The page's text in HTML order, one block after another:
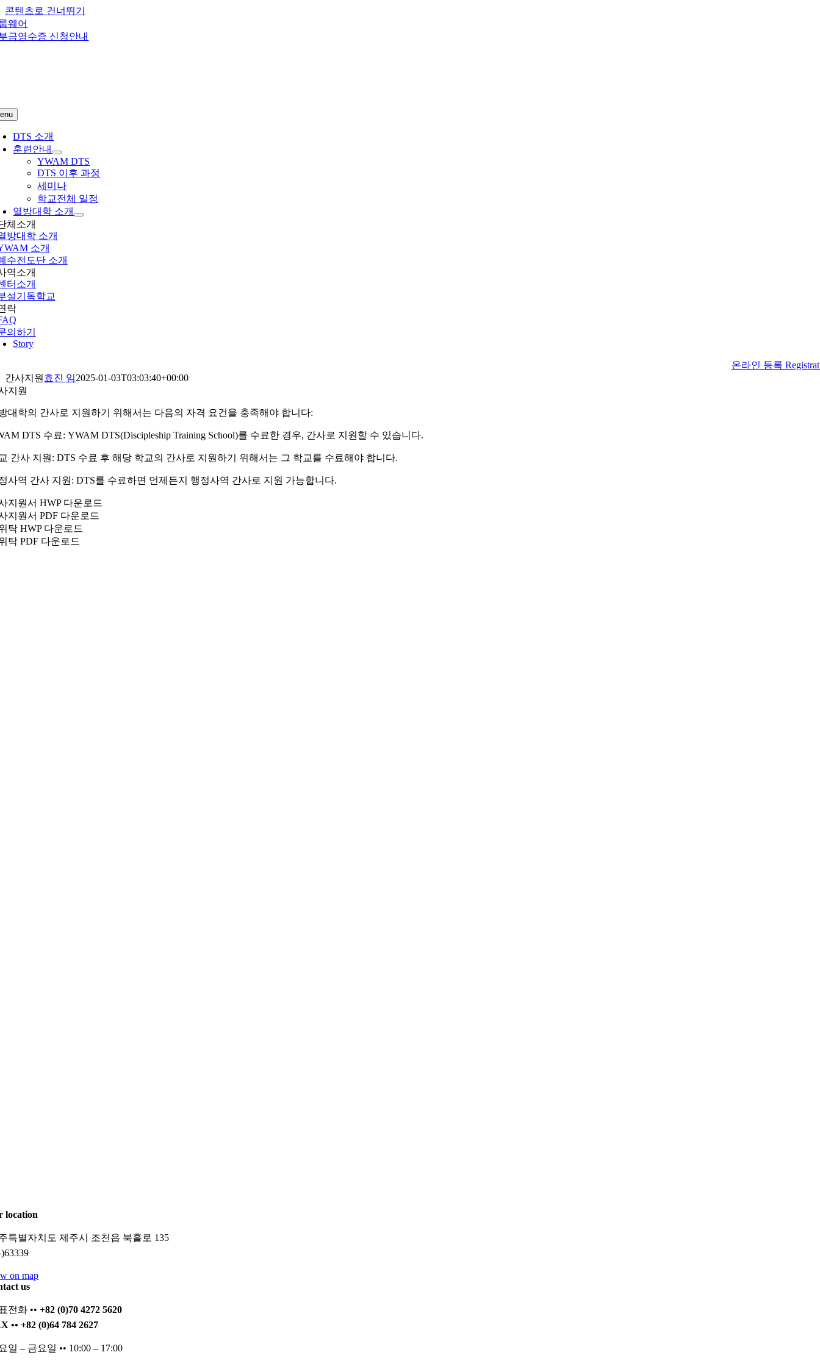
콘텐츠로 건너뛰기
웨어
금영수증 신청안내
DTS 소개
훈련안내
YWAM DTS
DTS 이후 과정
세미나
학교전체 일정
열방대학 소개
체소개
방대학 소개
소개
수전도단 소개
역소개
터소개
설기독학교
락
의하기
Story
온라인 등록
간사지원 효진 임2025-01-03T03:03:40+00:00
지원
대학의 간사로 지원하기 위해서는 다음의 자격 요건을 충족해야 합니다:
DTS 수료: YWAM DTS(Discipleship Training School)를 수료한 경우, 간사로 지원할 수 있습니다.
간사 지원: DTS 수료 후 해당 학교의 간사로 지원하기 위해서는 그 학교를 수료해야 합니다.
사역 간사 지원: DTS를 수료하면 언제든지 행정사역 간사로 지원 가능합니다.
지원서 HWP 다운로드
지원서 PDF 다운로드
탁 HWP 다운로드
탁 PDF 다운로드
location
특별자치도 제주시 조천읍 북흘로 135
on map
us
전화 ••+82 (0)70 4272 5620
•• +82 (0)64 784 2627
일 – 금요일 •• 10:00 – 17:00